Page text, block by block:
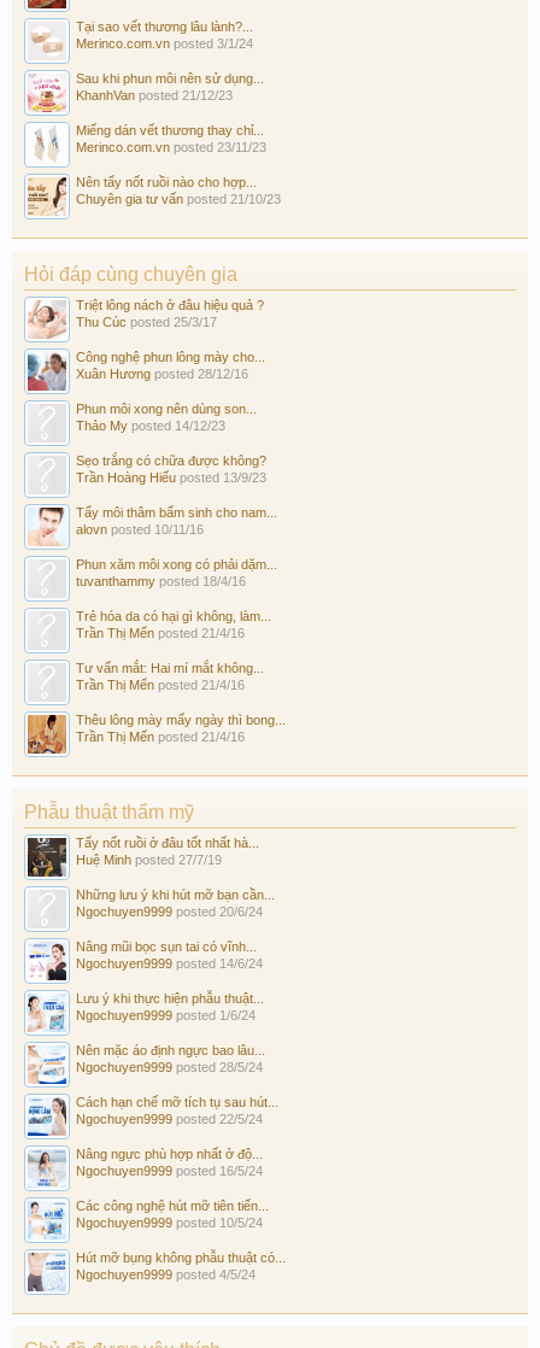
Tại sao vết thương lâu lành?...
Merinco.com.vn posted 3/1/24
Sau khi phun môi nên sử dụng...
KhanhVan posted 21/12/23
Miếng dán vết thương thay chỉ...
Merinco.com.vn posted 23/11/23
Nên tẩy nốt ruồi nào cho hợp...
Chuyên gia tư vấn posted 21/10/23
Hỏi đáp cùng chuyên gia
Triệt lông nách ở đâu hiệu quả ?
Thu Cúc posted 25/3/17
Công nghệ phun lông mày cho...
Xuân Hương posted 28/12/16
Phun môi xong nên dùng son...
Thảo My posted 14/12/23
Sẹo trắng có chữa được không?
Trần Hoàng Hiếu posted 13/9/23
Tẩy môi thâm bẩm sinh cho nam...
alovn posted 10/11/16
Phun xăm môi xong có phải dặm...
tuvanthammy posted 18/4/16
Trẻ hóa da có hại gì không, làm...
Trần Thị Mến posted 21/4/16
Tư vấn mắt: Hai mí mắt không...
Trần Thị Mến posted 21/4/16
Thêu lông mày mấy ngày thì bong...
Trần Thị Mến posted 21/4/16
Phẫu thuật thẩm mỹ
Tẩy nốt ruồi ở đâu tốt nhất hà...
Huệ Minh posted 27/7/19
Những lưu ý khi hút mỡ bạn cần...
Ngochuyen9999 posted 20/6/24
Nâng mũi bọc sụn tai có vĩnh...
Ngochuyen9999 posted 14/6/24
Lưu ý khi thực hiện phẫu thuật...
Ngochuyen9999 posted 1/6/24
Nên mặc áo định ngực bao lâu...
Ngochuyen9999 posted 28/5/24
Cách hạn chế mỡ tích tụ sau hút...
Ngochuyen9999 posted 22/5/24
Nâng ngực phù hợp nhất ở độ...
Ngochuyen9999 posted 16/5/24
Các công nghệ hút mỡ tiên tiến...
Ngochuyen9999 posted 10/5/24
Hút mỡ bụng không phẫu thuật có...
Ngochuyen9999 posted 4/5/24